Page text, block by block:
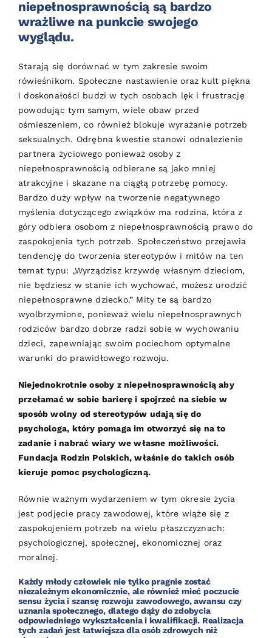
niepełnosprawnością są bardzo
wrażliwe na punkcie swojego
wyglądu.
Starają się dorównać w tym zakresie swoim
rówieśnikom. Społeczne nastawienie oraz kult piękna
i doskonałości budzi w tych osobach lęk i frustrację
powodując tym samym, wiele obaw przed
ośmieszeniem, co również blokuje wyrażanie potrzeb
seksualnych. Odrębna kwestie stanowi odnalezienie
partnera życiowego ponieważ osoby z
niepełnosprawnością odbierane są jako mniej
atrakcyjne i skazane na ciągłą potrzebę pomocy.
Bardzo duży wpływ na tworzenie negatywnego
myślenia dotyczącego związków ma rodzina, która z
góry odbiera osobom z niepełnosprawnością prawo do
zaspokojenia tych potrzeb. Społeczeństwo przejawia
tendencję do tworzenia stereotypów i mitów na ten
temat typu: „Wyrządzisz krzywdę własnym dzieciom,
nie będziesz w stanie ich wychować, możesz urodzić
niepełnosprawne dziecko.” Mity te są bardzo
wyolbrzymione, ponieważ wielu niepełnosprawnych
rodziców bardzo dobrze radzi sobie w wychowaniu
dzieci, zapewniając swoim pociechom optymalne
warunki do prawidłowego rozwoju.
Niejednokrotnie osoby z niepełnosprawnością aby
przełamać w sobie barierę i spojrzeć na siebie w
sposób wolny od stereotypów udają się do
psychologa, który pomaga im otworzyć się na to
zadanie i nabrać wiary we własne możliwości.
Fundacja Rodzin Polskich, właśnie do takich osób
kieruje pomoc psychologiczną.
Równie ważnym wydarzeniem w tym okresie życia
jest podjęcie pracy zawodowej, które wiąże się z
zaspokojeniem potrzeb na wielu płaszczyznach:
psychologicznej, społecznej, ekonomicznej oraz
moralnej.
Każdy młody człowiek nie tylko pragnie zostać
niezależnym ekonomicznie, ale również mieć poczucie
sensu życia i szansę rozwoju zawodowego, awansu czy
uznania społecznego, dlatego dąży do zdobycia
odpowiedniego wykształcenia i kwalifikacji. Realizacja
tych zadań jest łatwiejsza dla osób zdrowych niż